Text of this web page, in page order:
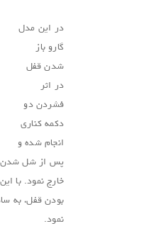
در این مدل
گارو باز
شدن قفل
در اثر
فشردن دو
دکمه کناری
انجام شده و
پس از شل شدن
خارج نمود. با
بودن قفل، به
نمود.